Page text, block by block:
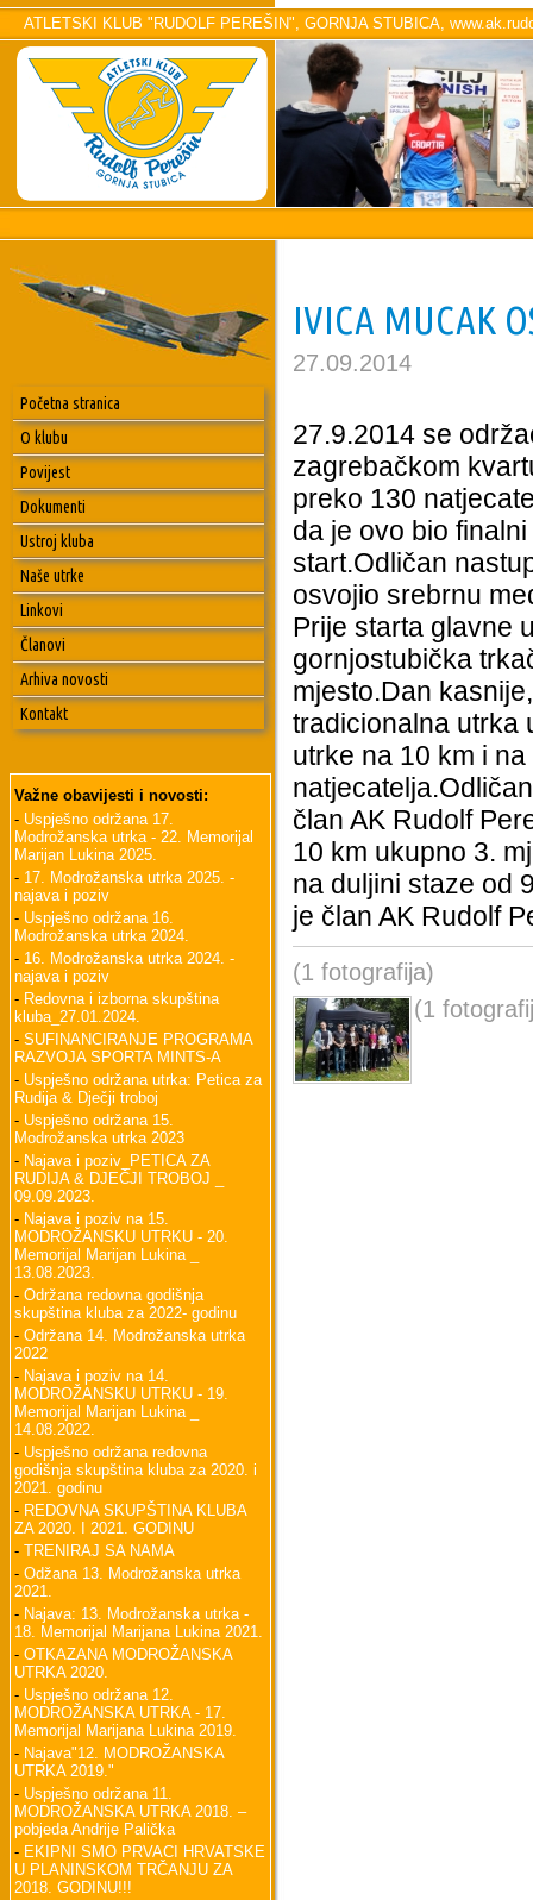
ATLETSKI KLUB "RUDOLF PEREŠIN", GORNJA STUBICA,
Početna stranica
O klubu
Povijest
Dokumenti
Ustroj kluba
Naše utrke
Linkovi
Članovi
Arhiva novosti
Kontakt
Važne obavijesti i novosti:
- Uspješno održana 17.
Modrožanska utrka - 22. Memorijal
Marijan Lukina 2025.
- 17. Modrožanska utrka 2025. -
najava i poziv
- Uspješno održana 16.
Modrožanska utrka 2024.
- 16. Modrožanska utrka 2024. -
najava i poziv
- Redovna i izborna skupština
kluba_27.01.2024.
- SUFINANCIRANJE PROGRAMA
RAZVOJA SPORTA MINTS-A
- Uspješno održana utrka: Petica za
Rudija & Dječji troboj
- Uspješno održana 15.
Modrožanska utrka 2023
- Najava i poziv_PETICA ZA
RUDIJA & DJEČJI TROBOJ _
09.09.2023.
- Najava i poziv na 15.
MODROŽANSKU UTRKU - 20.
Memorijal Marijan Lukina _
13.08.2023.
- Održana redovna godišnja
skupština kluba za 2022- godinu
- Održana 14. Modrožanska utrka
2022
- Najava i poziv na 14.
MODROŽANSKU UTRKU - 19.
Memorijal Marijan Lukina _
14.08.2022.
- Uspješno održana redovna
godišnja skupština kluba za 2020. i
2021. godinu
- REDOVNA SKUPŠTINA KLUBA
ZA 2020. I 2021. GODINU
- TRENIRAJ SA NAMA
- Odžana 13. Modrožanska utrka
2021.
- Najava: 13. Modrožanska utrka -
18. Memorijal Marijana Lukina 2021.
- OTKAZANA MODROŽANSKA
UTRKA 2020.
- Uspješno održana 12.
MODROŽANSKA UTRKA - 17.
Memorijal Marijana Lukina 2019.
- Najava"12. MODROŽANSKA
UTRKA 2019."
- Uspješno održana 11.
MODROŽANSKA UTRKA 2018. –
pobjeda Andrije Palička
- EKIPNI SMO PRVACI HRVATSKE
U PLANINSKOM TRČANJU ZA
2018. GODINU!!!
IVICA MUCAK
27.09.2014
27.9.2014 se
zagrebačkom
preko 130
da je ovo bio
start.Odličan
osvojio srebrnu
Prije starta glavne
gornjostubička
mjesto.Dan
tradicionalna utrka
utrke na 10 km i
član AK Rudolf
10 km ukupno 3.
na duljini staze od
je član AK Rudolf
(1 fotografija)
(1